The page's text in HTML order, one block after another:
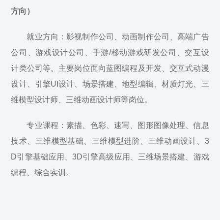
方向）
就业方向：影视制作公司、动画制作公司、高端广告
公司、游戏设计公司、手游/移动游戏研发公司、交互设
计类公司等。主要岗位面向蓝图编程及开发、交互式动漫
设计、引擎UI设计、场景搭建、地型编辑、材质灯光、三
维模型设计师、三维动画设计师等岗位。
专业课程：素描、色彩、速写、图形图像处理、信息
技术、三维模型基础、三维模型进阶、三维动画设计、3
D引擎基础应用、3D引擎高级应用、三维场景搭建、游戏
编程、综合实训。